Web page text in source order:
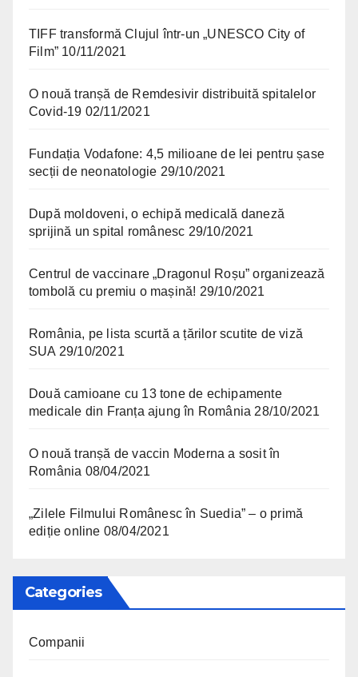
TIFF transformă Clujul într-un „UNESCO City of
Film” 10/11/2021
O nouă tranșă de Remdesivir distribuită spitalelor
Covid-19 02/11/2021
Fundația Vodafone: 4,5 milioane de lei pentru șase
secții de neonatologie 29/10/2021
După moldoveni, o echipă medicală daneză
sprijină un spital românesc 29/10/2021
Centrul de vaccinare „Dragonul Roșu” organizează
tombolă cu premiu o mașină! 29/10/2021
România, pe lista scurtă a țărilor scutite de viză
SUA 29/10/2021
Două camioane cu 13 tone de echipamente
medicale din Franța ajung în România 28/10/2021
O nouă tranșă de vaccin Moderna a sosit în
România 08/04/2021
„Zilele Filmului Românesc în Suedia” – o primă
ediție online 08/04/2021
Categories
Companii